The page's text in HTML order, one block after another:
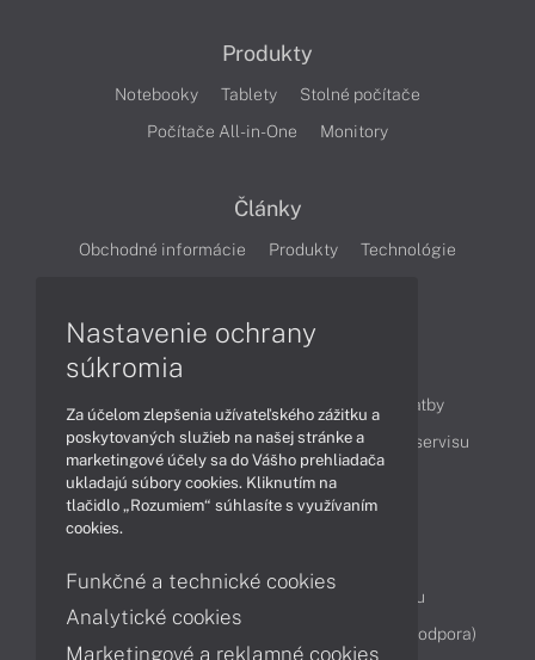
Produkty
Notebooky Tablety
Stolné počítače
Počítače All-in-One
Monitory
Články
Obchodné informácie Produkty
Technológie
Ako nakupovať
Možnosti doručenia a platby
Podpora a servis
Servisné služby Cenník servisu
Kontakty
Reklamácia tovaru
Diagnostiky online
TeamViewer (vzdialená podpora)
Nastavenie ochrany
súkromia
Za účelom zlepšenia užívateľského zážitku a
poskytovaných služieb na našej stránke a
marketingové účely sa do Vášho prehliadača
ukladajú súbory cookies. Kliknutím na
tlačidlo „Rozumiem“ súhlasíte s využívaním
cookies.
Funkčné a technické cookies
Analytické cookies
Marketingové a reklamné cookies